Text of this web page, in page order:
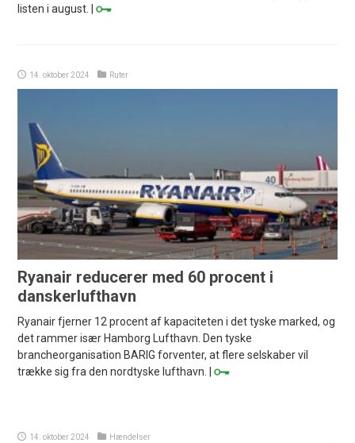
listen i august. |
14. oktober 2024 Ruter
Ryanair reducerer med 60 procent i
danskerlufthavn
Ryanair fjerner 12 procent af kapaciteten i det tyske marked, og
det rammer især Hamborg Lufthavn. Den tyske
brancheorganisation BARIG forventer, at flere selskaber vil
trække sig fra den nordtyske lufthavn. |
14. oktober 2024 Hændelser